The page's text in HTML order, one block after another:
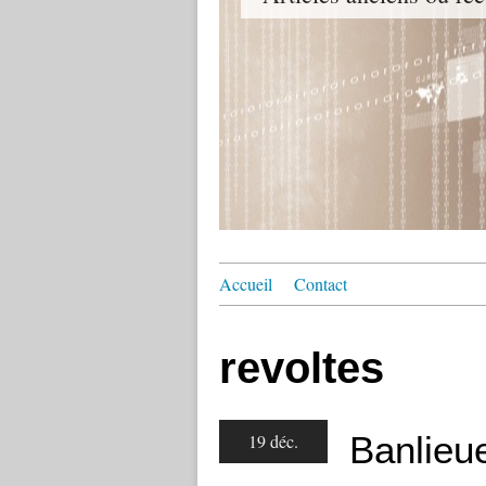
Accueil Contact
revoltes
19 déc.